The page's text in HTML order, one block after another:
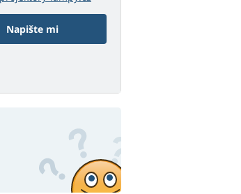
Napište mi